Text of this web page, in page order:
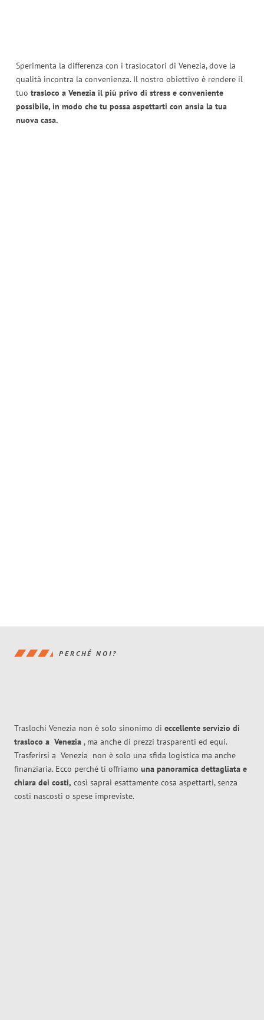
Sperimenta la differenza con i traslocatori di Venezia, dove la
qualità incontra la convenienza. Il nostro obiettivo è rendere il
tuo trasloco a Venezia il più privo di stress e conveniente
possibile, in modo che tu possa aspettarti con ansia la tua
nuova casa.
PERCHÉ NOI?
Traslochi Venezia non è solo sinonimo di eccellente servizio di
trasloco a Venezia , ma anche di prezzi trasparenti ed equi.
Trasferirsi a Venezia non è solo una sfida logistica ma anche
finanziaria. Ecco perché ti offriamo una panoramica dettagliata e
chiara dei costi, così saprai esattamente cosa aspettarti, senza
costi nascosti o spese impreviste.